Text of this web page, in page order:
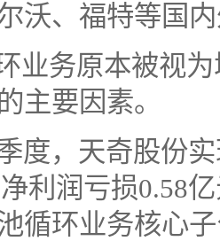
沃、福特等国
业务原本被视
主要因素。
度，天奇股份
利润亏损0.58
循环业务核心